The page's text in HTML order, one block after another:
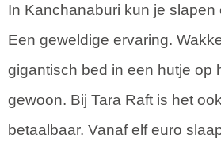
In Kanchanaburi kun je slapen
Een geweldige ervaring.
gigantisch bed in een hutje op
gewoon. Bij Tara Raft is het
betaalbaar. Vanaf elf euro